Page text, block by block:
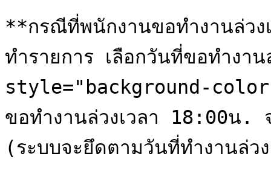
**กรณีที่พนักงานขอทำงานล่ว
ทำรายการ เลือกวันที่ขอทำงา
style="background-
ขอทำงานล่วงเวลา 18:00น
(ระบบจะยึดตามวันที่ทำงานล่ว